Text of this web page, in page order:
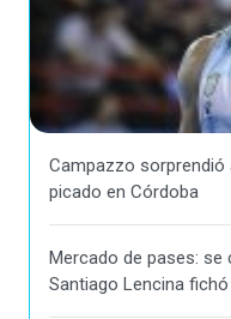
Campazzo sorprendió
picado en Córdoba
Mercado de pases: se
Santiago Lencina